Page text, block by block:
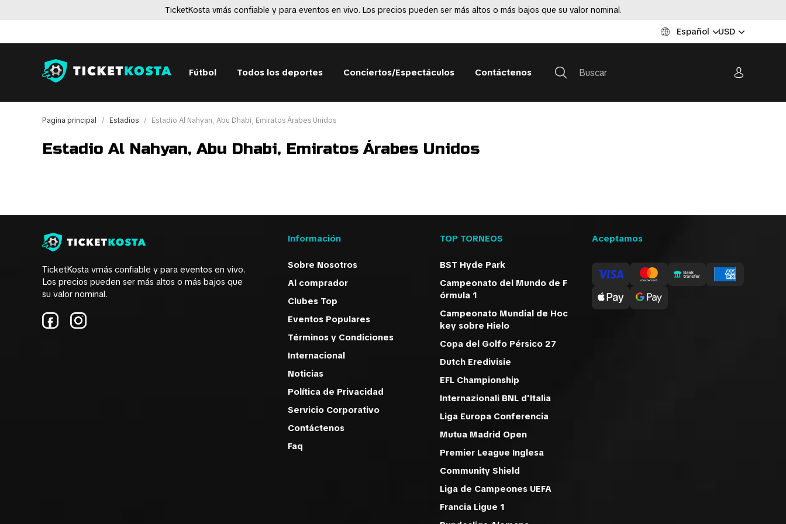
TicketKosta vmás confiable y para eventos en vivo. Los precios pueden ser más altos o más bajos que su valor nominal.
Español USD
Fútbol Todos los deportes Conciertos/Espectáculos Contáctenos
Pagina principal Estadios Estadio Al Nahyan, Abu Dhabi, Emiratos Árabes Unidos
Estadio Al Nahyan, Abu Dhabi, Emiratos Árabes Unidos
TicketKosta vmás confiable y para eventos en vivo.
Los precios pueden ser más altos o más bajos que
su valor nominal.
Información
Sobre Nosotros
Al comprador
Clubes Top
Eventos Populares
Términos y Condiciones
Internacional
Noticias
Política de Privacidad
Servicio Corporativo
Contáctenos
Faq
TOP TORNEOS
BST Hyde Park
Campeonato del Mundo de F
órmula 1
Campeonato Mundial de Hoc
key sobre Hielo
Copa del Golfo Pérsico 27
Dutch Eredivisie
EFL Championship
Internazionali BNL d'Italia
Liga Europa Conferencia
Mutua Madrid Open
Premier League Inglesa
Community Shield
Liga de Campeones UEFA
Francia Ligue 1
Aceptamos